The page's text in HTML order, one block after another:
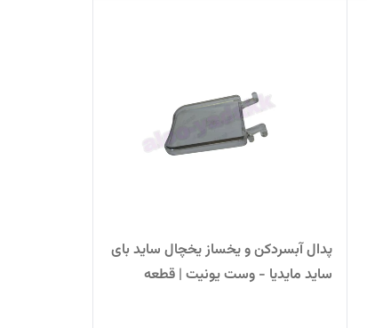
پدال آبسردکن و یخساز یخچال ساید بای
ساید مایدیا - وست یونیت | قطعه